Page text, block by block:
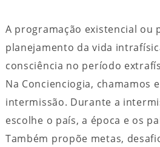
A programação existencial ou
planejamento da vida
consciência no período
Na Concienciogia, chamamos
intermissão. Durante a
escolhe o país, a época e os
Também propõe metas,